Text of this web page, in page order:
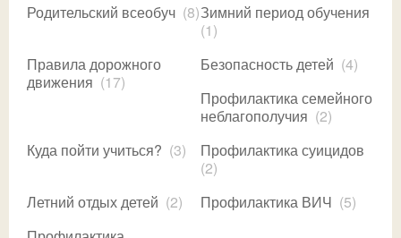
Родительский всеобуч (8)Зимний период обучения
(1)
Правила дорожного
движения (17)
Безопасность детей (4)
Профилактика семейного
неблагополучия (2)
Куда пойти учиться? (3)
Профилактика суицидов
(2)
Летний отдых детей (2) Профилактика ВИЧ (5)